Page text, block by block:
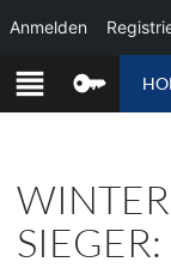
ZUM
INHALT
SIEGER:
Anmelden